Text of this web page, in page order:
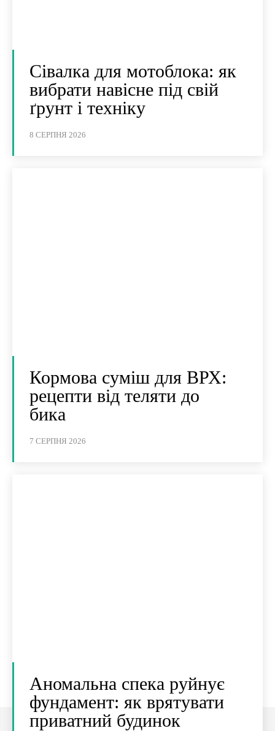
Сівалка для мотоблока: як
вибрати навісне під свій
ґрунт і техніку
8 СЕРПНЯ 2026
Кормова суміш для ВРХ:
рецепти від теляти до
бика
7 СЕРПНЯ 2026
Аномальна спека руйнує
фундамент: як врятувати
приватний будинок